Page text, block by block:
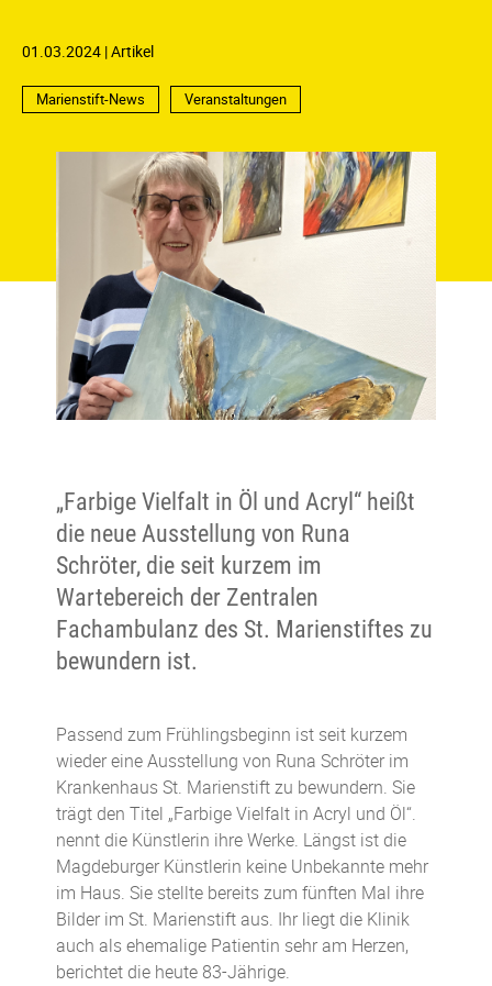
01.03.2024 Artikel
Marienstift-News Veranstaltungen
„Farbige Vielfalt in Öl und Acryl“ heißt
die neue Ausstellung von Runa
Schröter, die seit kurzem im
Wartebereich der Zentralen
Fachambulanz des St. Marienstiftes zu
bewundern ist.
Passend zum Frühlingsbeginn ist seit kurzem
wieder eine Ausstellung von Runa Schröter im
Krankenhaus St. Marienstift zu bewundern. Sie
trägt den Titel „Farbige Vielfalt in Acryl und Öl“.
nennt die Künstlerin ihre Werke. Längst ist die
Magdeburger Künstlerin keine Unbekannte mehr
im Haus. Sie stellte bereits zum fünften Mal ihre
Bilder im St. Marienstift aus. Ihr liegt die Klinik
auch als ehemalige Patientin sehr am Herzen,
berichtet die heute 83-Jährige.